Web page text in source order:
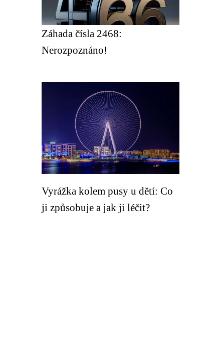
Záhada čísla 2468:
Nerozpoznáno!
Vyrážka kolem pusy u dětí: Co
ji způsobuje a jak ji léčit?